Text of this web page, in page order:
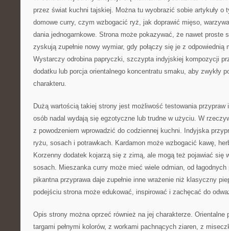
przez świat kuchni tajskiej. Można tu wyobrazić sobie artykuły o
domowe curry, czym wzbogacić ryż, jak doprawić mięso,
dania jednogarnkowe. Strona może pokazywać, że nawet proste
zyskują zupełnie nowy wymiar, gdy połączy się je z odpowiednią
Wystarczy odrobina papryczki, szczypta indyjskiej kompozycji
dodatku lub porcja orientalnego koncentratu smaku, aby zwykły
charakteru.
Dużą wartością takiej strony jest możliwość testowania przypraw
osób nadal wydają się egzotyczne lub trudne w użyciu. W
z powodzeniem wprowadzić do codziennej kuchni. Indyjska
ryżu, sosach i potrawkach. Kardamon może wzbogacić kawę,
Korzenny dodatek kojarzą się z zimą, ale mogą też pojawiać się
sosach. Mieszanka curry może mieć wiele odmian, od
pikantna przyprawa daje zupełnie inne wrażenie niż klasyczny
podejściu strona może edukować, inspirować i zachęcać do
Opis strony można oprzeć również na jej charakterze. Orientalne
targami pełnymi kolorów, z workami pachnących ziaren, z